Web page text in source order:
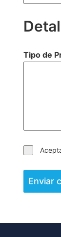
Tipo de
Enviar